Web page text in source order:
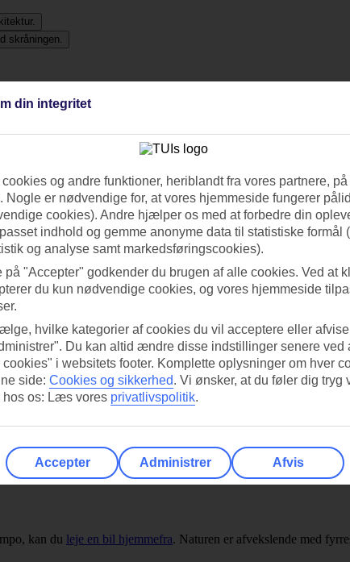
af Tyrkiets topdestinationer. Byen Bodrum byder på
markeder.
Ægæiske Hav. Her blandes badebyernes strande med
,Bitezog den farverige byBodrum.
kebab, köfte og vinbladsdolmer, er du kommet til det
kan du leje en bil hjemmefra. Naturen er afvekslende med
din integritet
og andre funktioner, heriblandt fra vores partnere,
Nogle er nødvendige for, at vores hjemmeside fungerer
cookies). Andre hjælper os med at forbedre din
indhold og gemme anonyme data til statistiske formål
og analyse samt markedsføringscookies).
på "Accepter" godkender du brugen af alle cookies. Ved at
du kun nødvendige cookies, og vores hjemmeside
hvilke kategorier af cookies du vil acceptere eller
Du kan altid ændre disse indstillinger senere ved
i websitets footer. Komplette oplysninger om hver
side: Cookies og sikkerhed. Vi ønsker, at du føler dig tryg
hos os: Læs vores privatlivspolitik.
Accepter Administrer Afvis